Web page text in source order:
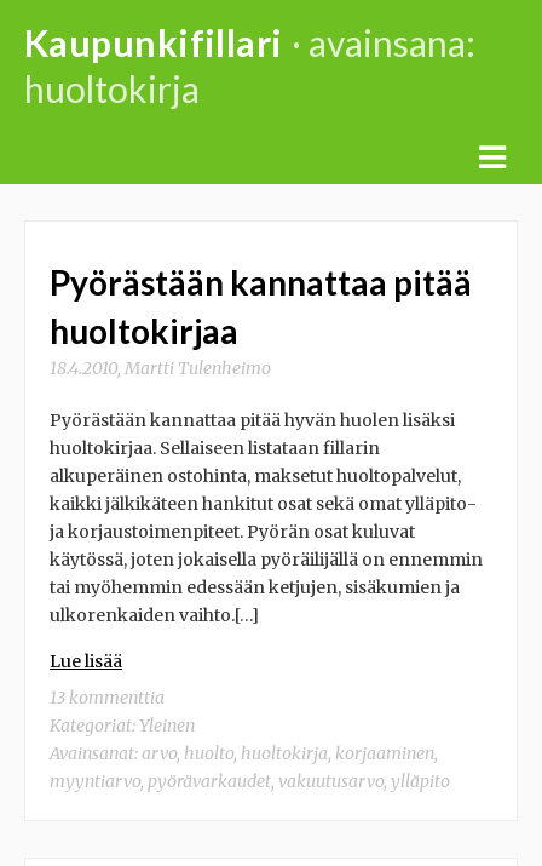
content
Kaupunkifillari · avainsana:
huoltokirja
Pyörästään kannattaa pitää
huoltokirjaa
18.4.2010, Martti Tulenheimo
Pyörästään kannattaa pitää hyvän huolen lisäksi
huoltokirjaa. Sellaiseen listataan fillarin
alkuperäinen ostohinta, maksetut huoltopalvelut,
kaikki jälkikäteen hankitut osat sekä omat ylläpito-
ja korjaustoimenpiteet. Pyörän osat kuluvat
käytössä, joten jokaisella pyöräilijällä on ennemmin
tai myöhemmin edessään ketjujen, sisäkumien ja
ulkorenkaiden vaihto.[…]
Lue lisää
13 kommenttia
Kategoriat: Yleinen
Avainsanat:arvo, huolto, huoltokirja, korjaaminen,
myyntiarvo, pyörävarkaudet, vakuutusarvo, ylläpito